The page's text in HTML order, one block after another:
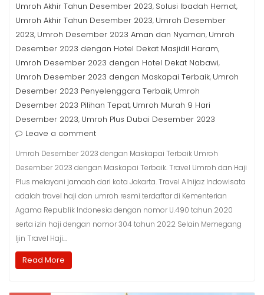
Umroh Akhir Tahun Desember 2023, Solusi Ibadah Hemat,
Umroh Akhir Tahun Desember 2023, Umroh Desember
2023, Umroh Desember 2023 Aman dan Nyaman, Umroh
Desember 2023 dengan Hotel Dekat Masjidil Haram,
Umroh Desember 2023 dengan Hotel Dekat Nabawi,
Umroh Desember 2023 dengan Maskapai Terbaik, Umroh
Desember 2023 Penyelenggara Terbaik, Umroh
Desember 2023 Pilihan Tepat, Umroh Murah 9 Hari
Desember 2023, Umroh Plus Dubai Desember 2023
Leave a comment
Umroh Desember 2023 dengan Maskapai Terbaik Umroh
Desember 2023 dengan Maskapai Terbaik. Travel Umroh dan Haji
Plus melayani jamaah dari kota Jakarta. Travel Alhijaz Indowisata
adalah travel haji dan umroh resmi terdaftar di Kementerian
Agama Republik Indonesia dengan nomor U.490 tahun 2020
serta izin haji dengan nomor 304 tahun 2022 Selain Memegang
Ijin Travel Haji…
Read More